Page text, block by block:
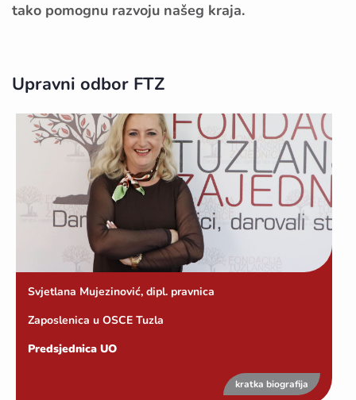
tako pomognu razvoju našeg kraja.
Upravni odbor FTZ
Svjetlana Mujezinović, dipl. pravnica
Zaposlenica u OSCE Tuzla
Predsjednica UO
kratka biografija